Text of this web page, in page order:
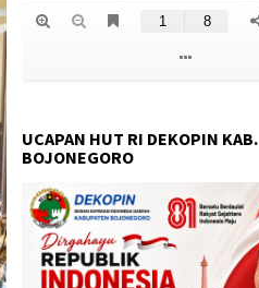
UCAPAN HUT RI DEKOPIN KAB.
BOJONEGORO